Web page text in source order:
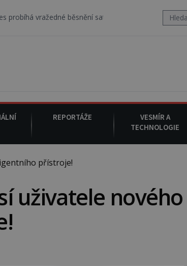
běsnění satanistického gangu vedeného
REPORTÁŽE
VESMÍR A
TECHNOLOGIE
přístroje!
uživatele nového